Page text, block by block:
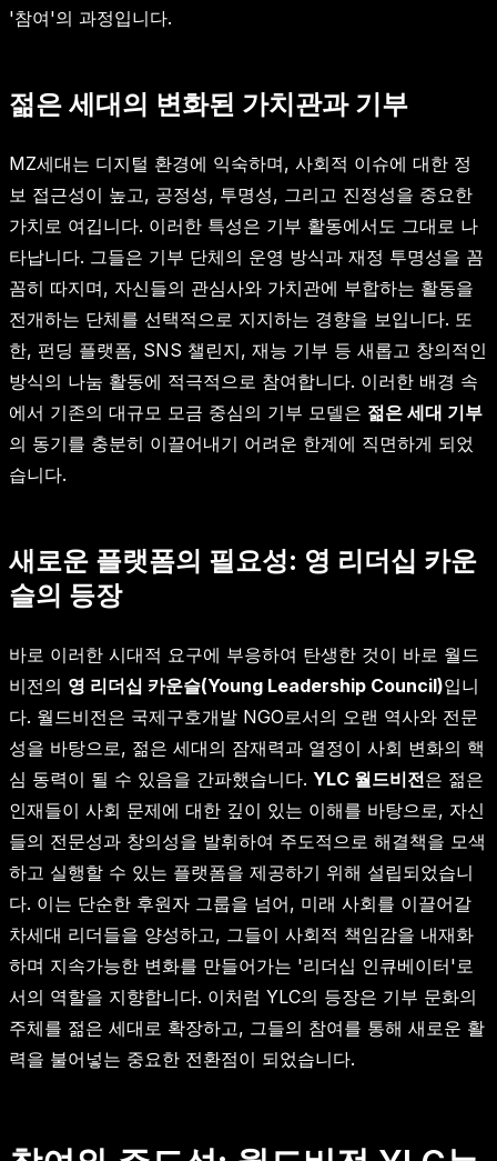
'참여'의 과정입니다.
젊은 세대의 변화된 가치관과 기부
MZ세대는 디지털 환경에 익숙하며, 사회적 이슈에 대한 정
보 접근성이 높고, 공정성, 투명성, 그리고 진정성을 중요한
가치로 여깁니다. 이러한 특성은 기부 활동에서도 그대로 나
타납니다. 그들은 기부 단체의 운영 방식과 재정 투명성을 꼼
꼼히 따지며, 자신들의 관심사와 가치관에 부합하는 활동을
전개하는 단체를 선택적으로 지지하는 경향을 보입니다. 또
한, 펀딩 플랫폼, SNS 챌린지, 재능 기부 등 새롭고 창의적인
방식의 나눔 활동에 적극적으로 참여합니다. 이러한 배경 속
에서 기존의 대규모 모금 중심의 기부 모델은 젊은 세대 기부
의 동기를 충분히 이끌어내기 어려운 한계에 직면하게 되었
습니다.
새로운 플랫폼의 필요성: 영 리더십 카운
슬의 등장
바로 이러한 시대적 요구에 부응하여 탄생한 것이 바로 월드
비전의 영 리더십 카운슬(Young Leadership Council)입니
다. 월드비전은 국제구호개발 NGO로서의 오랜 역사와 전문
성을 바탕으로, 젊은 세대의 잠재력과 열정이 사회 변화의 핵
심 동력이 될 수 있음을 간파했습니다. YLC 월드비전은 젊은
인재들이 사회 문제에 대한 깊이 있는 이해를 바탕으로, 자신
들의 전문성과 창의성을 발휘하여 주도적으로 해결책을 모색
하고 실행할 수 있는 플랫폼을 제공하기 위해 설립되었습니
다. 이는 단순한 후원자 그룹을 넘어, 미래 사회를 이끌어갈
차세대 리더들을 양성하고, 그들이 사회적 책임감을 내재화
하며 지속가능한 변화를 만들어가는 '리더십 인큐베이터'로
서의 역할을 지향합니다. 이처럼 YLC의 등장은 기부 문화의
주체를 젊은 세대로 확장하고, 그들의 참여를 통해 새로운 활
력을 불어넣는 중요한 전환점이 되었습니다.